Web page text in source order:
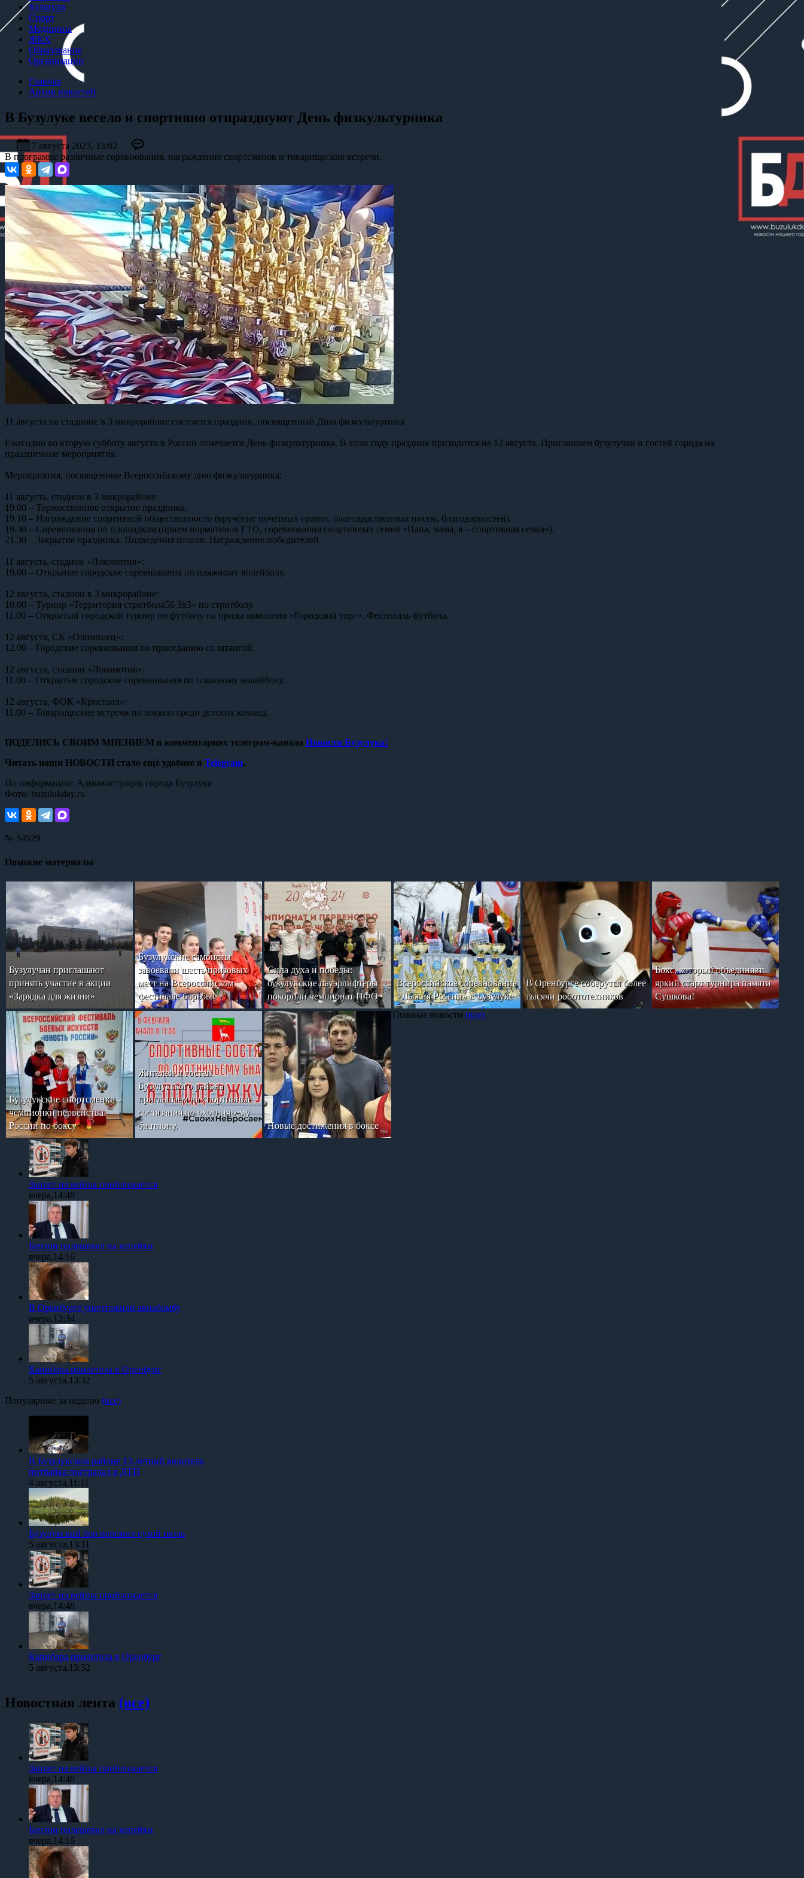
Культура
Спорт
Медицина
ЖКХ
Образование
Организации
Главная
Архив новостей
В Бузулуке весело и спортивно отпразднуют День физкультурника
7 августа 2023, 13:02
В программе различные соревнования, награждение спортсменов и товарищеские встречи.
11 августа на стадионе в 3 микрорайоне состоится праздник, посвященный Дню физкультурника
Ежегодно во вторую субботу августа в России отмечается День физкультурника. В этом году праздник приходится на 12 августа. Приглашаем бузулучан и гостей города на
праздничные мероприятия.
Мероприятия, посвященные Всероссийскому дню физкультурника:
11 августа, стадион в 3 микрорайоне:
19.00 – Торжественное открытие праздника.
19.10 – Награждение спортивной общественности (вручение почетных грамот, благодарственных писем, благодарностей).
19.30 – Соревнования по площадкам (прием нормативов ГТО, соревнования спортивных семей «Папа, мама, я – спортивная семья»).
21.30 – Закрытие праздника. Подведения итогов. Награждение победителей.
11 августа, стадион «Локомотив»:
19.00 – Открытые городские соревнования по пляжному волейболу.
12 августа, стадион в 3 микрорайоне:
10.00 – Турнир «Территория стритбола56 3х3» по стритболу.
11.00 – Открытый городской турнир по футболу на призы компании «Городской торг». Фестиваль футбола.
12 августа, СК «Олимпиец»:
12.00 – Городские соревнования по приседанию со штангой.
12 августа, стадион «Локомотив»:
11.00 – Открытые городские соревнования по пляжному волейболу.
12 августа, ФОК «Кристалл»:
11.00 – Товарищеские встречи по хоккею среди детских команд.
ПОДЕЛИСЬ СВОИМ МНЕНИЕМ в комментариях телеграм-канала Новости Бузулука!
Читать наши НОВОСТИ стало ещё удобнее в Telegram.
По информации: Администрация города Бузулука
Фото: buzulukday.ru
№ 54529
Похожие материалы
Бузулучан приглашают
принять участие в акции
«Зарядка для жизни»
Бузулукские самбисты
завоевали шесть призовых
мест на Всероссийском
фестивале борьбы!
Сила духа и победы:
бузулукские пауэрлифтеры
покорили чемпионат ПФО
Всероссийское соревнование
«Лыжня России» в Бузулуке
В Оренбурге соберутся более
тысячи робототехников
Бокс, который объединяет:
яркий старт турнира памяти
Сушкова!
Бузулукские спортсменки -
чемпионки первенства
России по боксу
Жителей и гостей
Бузулукского района
приглашаем на спортивные
состязания по охотничьему
биатлону.
Новые достижения в боксе
Главные новости (все)
Запрет на вейпы приближается
вчера,14:48
Бензин подешевел на копейки
вчера,14:16
В Оренбурге уничтожили авиабомбу
вчера,12:34
Капибара прилетела в Оренбург
5 августа,13:32
Популярные за неделю (все)
В Бузулукском районе 13-летний водитель
питбайка пострадал в ДТП
4 августа,11:11
Бузулукский бор пережил сухой июль
5 августа,13:11
Запрет на вейпы приближается
вчера,14:48
Капибара прилетела в Оренбург
5 августа,13:32
Новостная лента (все)
Запрет на вейпы приближается
вчера,14:48
Бензин подешевел на копейки
вчера,14:16